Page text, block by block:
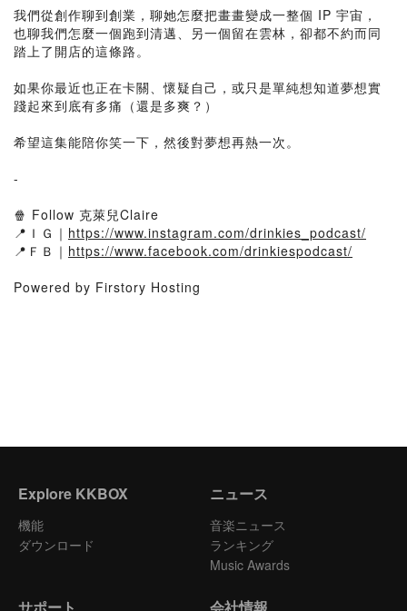
我們從創作聊到創業，聊她怎麼把畫畫變成一整個 IP 宇宙，
也聊我們怎麼一個跑到清邁、另一個留在雲林，卻都不約而同
踏上了開店的這條路。
如果你最近也正在卡關、懷疑自己，或只是單純想知道夢想實
踐起來到底有多痛（還是多爽？）
希望這集能陪你笑一下，然後對夢想再熱一次。
-
🍿 Follow 克萊兒Claire
📍ＩＧ｜ https://www.instagram.com/drinkies_podcast/
📍ＦＢ｜ https://www.facebook.com/drinkiespodcast/
Powered by Firstory Hosting
Explore KKBOX
機能
ダウンロード
ニュース
音楽ニュース
ランキング
Music Awards